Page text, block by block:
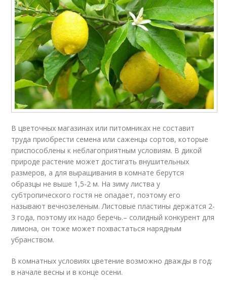
В цветочных магазинах или питомниках не составит
труда приобрести семена или саженцы сортов, которые
приспособлены к неблагоприятным условиям. В дикой
природе растение может достигать внушительных
размеров, а для выращивания в комнате берутся
образцы не выше 1,5-2 м. На зиму листва у
субтропического гостя не опадает, поэтому его
называют вечнозеленым. Листовые пластины держатся 2-
3 года, поэтому их надо беречь.– солидный конкурент для
лимона, он тоже может похвастаться нарядным
убранством.
В комнатных условиях цветение возможно дважды в год:
в начале весны и в конце осени.